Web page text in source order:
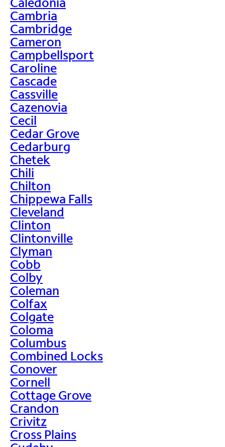
Cambria
Cambridge
Cameron
Campbellsport
Caroline
Cascade
Cassville
Cazenovia
Cecil
Cedar Grove
Cedarburg
Chetek
Chili
Chilton
Chippewa Falls
Cleveland
Clinton
Clintonville
Clyman
Cobb
Colby
Coleman
Colfax
Colgate
Coloma
Columbus
Combined Locks
Conover
Cornell
Cottage Grove
Crandon
Crivitz
Cross Plains